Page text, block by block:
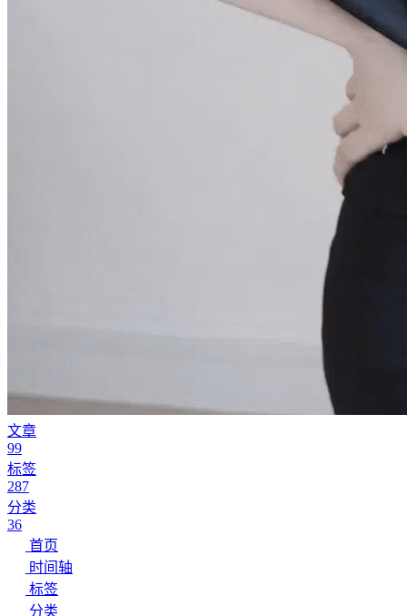
文章
99
标签
287
分类
36
首页
时间轴
标签
分类